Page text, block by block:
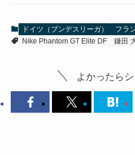
ドイツ（ブンデスリーガ） フラ
Nike Phantom GT Elite DF
鎌田
よかったら